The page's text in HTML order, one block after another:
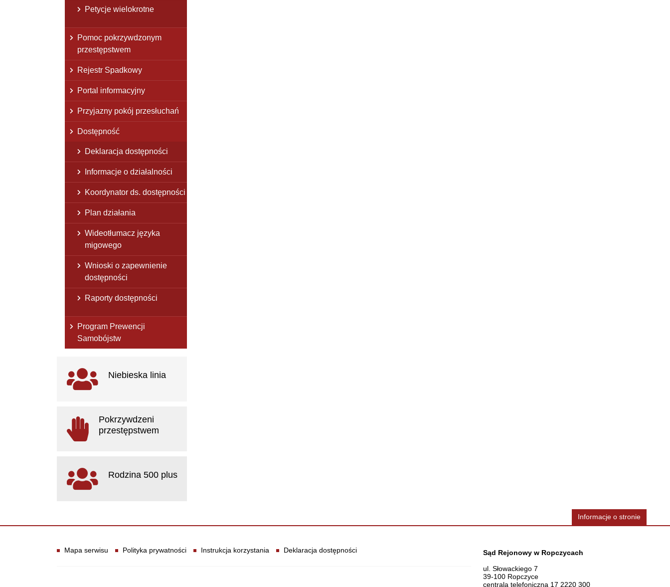
Petycje wielokrotne
Pomoc pokrzywdzonym
przestępstwem
Rejestr Spadkowy
Portal informacyjny
Przyjazny pokój przesłuchań
Dostępność
Deklaracja dostępności
Informacje o działalności
Koordynator ds. dostępności
Plan działania
Wideotłumacz języka
migowego
Wnioski o zapewnienie
dostępności
Raporty dostępności
Program Prewencji
Samobójstw
Ważne linki
Niebieska linia
Pokrzywdzeni
przestępstwem
Rodzina 500 plus
Informacje o stronie
Informacje
Mapa serwisu Polityka prywatności Instrukcja korzystania Deklaracja dostępności Dane teleadresowe
Sąd Rejonowy w Ropczycach
ul. Słowackiego 7
39-100 Ropczyce
centrala telefoniczna 17 2220 300